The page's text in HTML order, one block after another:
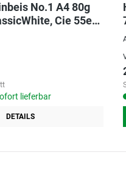
No.1 A4 80g
Cie 55er
lieferbar
DETAILS